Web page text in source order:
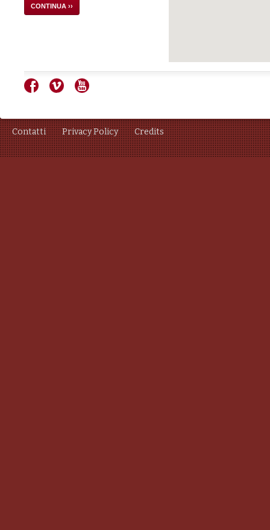
CONTINUA ››
Contatti Privacy Policy Credits